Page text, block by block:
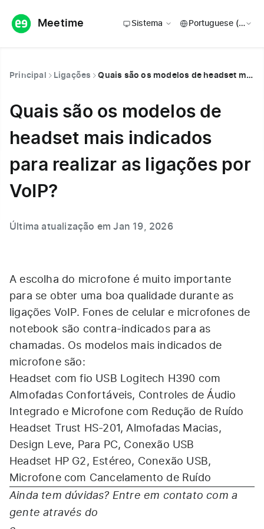
Meetime Sistema
Principal Ligações Quais são os modelos de headset mais indicados para realizar as ligações por VoIP?
Quais são os modelos de
headset mais indicados
para realizar as ligações por
VoIP?
Última atualização em Jan 19, 2026
A escolha do microfone é muito importante
para se obter uma boa qualidade durante as
ligações VoIP. Fones de celular e microfones de
notebook são contra-indicados para as
chamadas. Os modelos mais indicados de
microfone são:
Headset com fio USB Logitech H390 com
Almofadas Confortáveis, Controles de Áudio
Integrado e Microfone com Redução de Ruído
Headset Trust HS-201, Almofadas Macias,
Design Leve, Para PC, Conexão USB
Headset HP G2, Estéreo, Conexão USB,
Microfone com Cancelamento de Ruído
Ainda tem dúvidas? Entre em contato com a
gente através do